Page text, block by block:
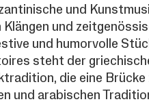
und
und
und humorvolle
steht der
die eine Brücke
und arabischen